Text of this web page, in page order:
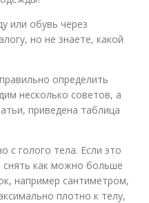
или обувь через
но не знаете, какой
определить
несколько советов, а
приведена таблица
с голого тела. Если это
как можно больше
например сантиметром,
плотно к телу,